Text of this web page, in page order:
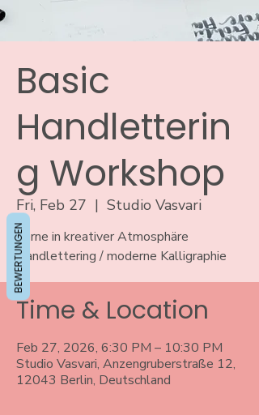
Basic
Handletterin
g Workshop
Fri, Feb 27
  |
Studio Vasvari
Lerne in kreativer Atmosphäre
Handlettering / moderne Kalligraphie
Time & Location
Feb 27, 2026, 6:30 PM – 10:30 PM
Studio Vasvari, Anzengruberstraße 12,
12043 Berlin, Deutschland
BEWERTUNGEN